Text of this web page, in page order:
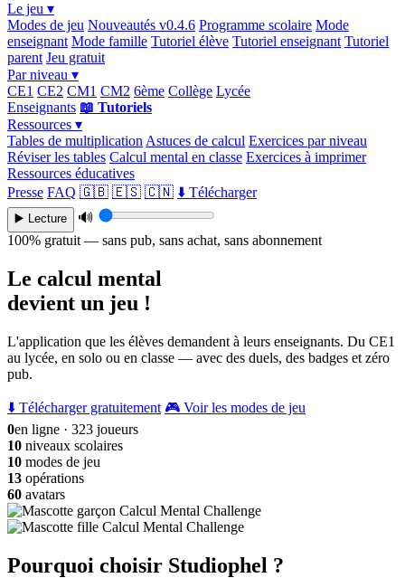
Le jeu ▾
Modes de jeu Nouveautés v0.4.6 Programme scolaire Mode
enseignant Mode famille Tutoriel élève Tutoriel enseignant Tutoriel
parent Jeu gratuit
Par niveau ▾
CE1 CE2 CM1 CM2 6ème Collège Lycée
Enseignants 📖 Tutoriels
Ressources ▾
Tables de multiplication Astuces de calcul Exercices par niveau
Réviser les tables Calcul mental en classe Exercices à imprimer
Ressources éducatives
Presse FAQ 🇬🇧 🇪🇸 🇨🇳 ⬇️ Télécharger
▶️ Lecture
🔊
100% gratuit — sans pub, sans achat, sans abonnement
Le calcul mental
devient un jeu !
L'application que les élèves demandent à leurs enseignants. Du CE1
au lycée, en solo ou en classe — avec des duels, des badges et zéro
pub.
⬇️ Télécharger gratuitement 🎮 Voir les modes de jeu
0en ligne · 323 joueurs
10 niveaux scolaires
10 modes de jeu
13 opérations
60 avatars
Pourquoi choisir Studiophel ?